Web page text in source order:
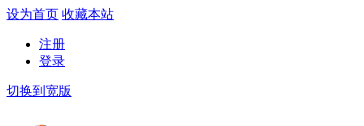
设为首页 收藏本站
注册
登录
切换到宽版